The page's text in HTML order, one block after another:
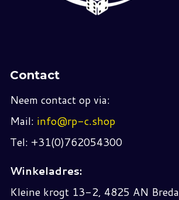
Contact
Neem contact op via:
Mail: info@rp-c.shop
Tel: +31(0)762054300
Winkeladres:
Kleine krogt 13-2, 4825 AN Breda